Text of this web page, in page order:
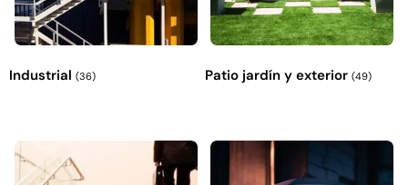
Industrial (36) Patio jardín y exterior (49)